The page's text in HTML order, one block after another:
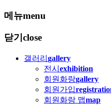
메뉴menu
닫기 close
갤러리 gallery
전시 exhibition
회원화랑gallery
회원가입
회원화랑 맵map